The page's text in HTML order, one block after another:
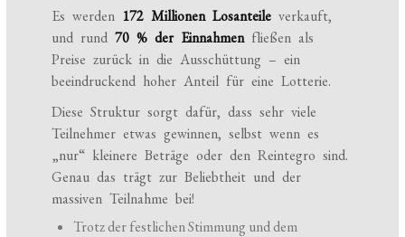
Es werden 172 Millionen Losanteile verkauft,
und rund70 % der Einnahmenfließen als
Preise zurück in die Ausschüttung – ein
beeindruckend hoher Anteil für eine Lotterie.
Diese Struktur sorgt dafür, dass sehr viele
Teilnehmer etwas gewinnen, selbst wenn es
„nur“ kleinere Beträge oder den Reintegro sind.
Genau das trägt zur Beliebtheit und der
massiven Teilnahme bei!
Trotz der festlichen Stimmung und dem